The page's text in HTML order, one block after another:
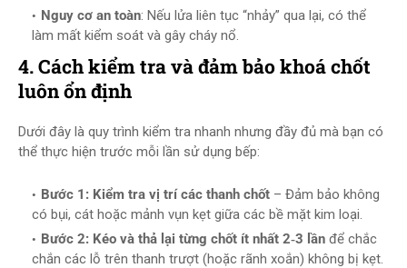
Nguy cơ an toàn: Nếu lửa liên tục “nhảy” qua lại, có thể
làm mất kiểm soát và gây cháy nổ.
4. Cách kiểm tra và đảm bảo khoá chốt
luôn ổn định
Dưới đây là quy trình kiểm tra nhanh nhưng đầy đủ mà bạn có
thể thực hiện trước mỗi lần sử dụng bếp:
Bước 1: Kiểm tra vị trí các thanh chốt – Đảm bảo không
có bụi, cát hoặc mảnh vụn kẹt giữa các bề mặt kim loại.
Bước 2: Kéo và thả lại từng chốt ít nhất 2‑3 lần để chắc
chắn các lỗ trên thanh trượt (hoặc rãnh xoắn) không bị kẹt.